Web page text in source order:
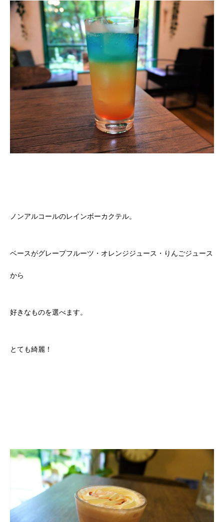
ノンアルコールのレインボーカクテル。
ベースがグレープフルーツ・オレンジジュース・りんごジュース
から
好きなものを選べます。
とても綺麗！